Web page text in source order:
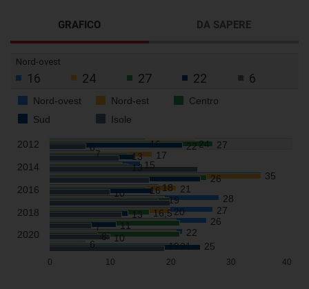
GRAFICO DA SAPERE